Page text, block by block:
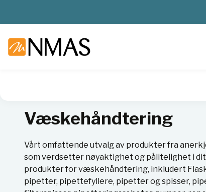
Væskehåndtering
Vårt omfattende utvalg av produkter fra
som verdsetter nøyaktighet og pålitelighet i
produkter for væskehåndtering, inkludert
pipetter, pipettefyllere, pipetter og spisser,